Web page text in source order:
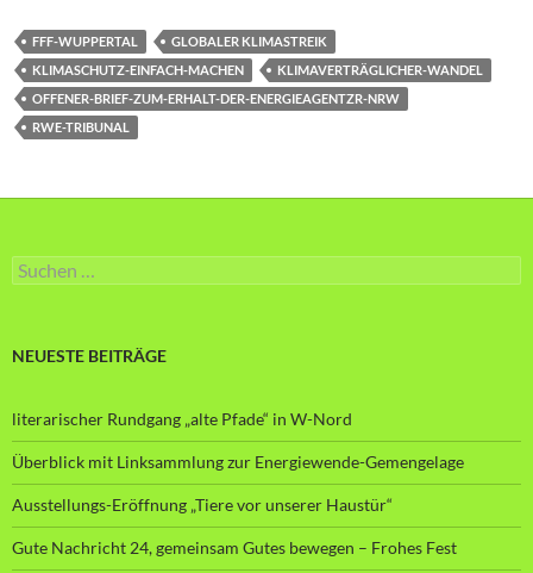
FFF-WUPPERTAL
GLOBALER KLIMASTREIK
KLIMASCHUTZ-EINFACH-MACHEN
KLIMAVERTRÄGLICHER-WANDEL
OFFENER-BRIEF-ZUM-ERHALT-DER-ENERGIEAGENTZR-NRW
RWE-TRIBUNAL
Suche
nach:
NEUESTE BEITRÄGE
literarischer Rundgang „alte Pfade“ in W-Nord
Überblick mit Linksammlung zur Energiewende-Gemengelage
Ausstellungs-Eröffnung „Tiere vor unserer Haustür“
Gute Nachricht 24, gemeinsam Gutes bewegen – Frohes Fest